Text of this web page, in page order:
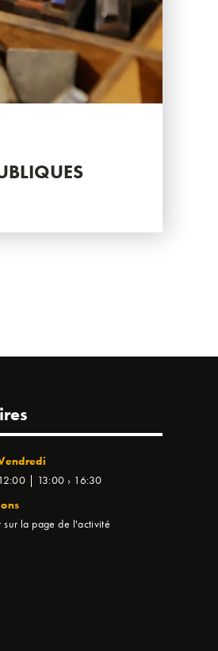
| 13:00 › 16:30
sur la page de l'activité